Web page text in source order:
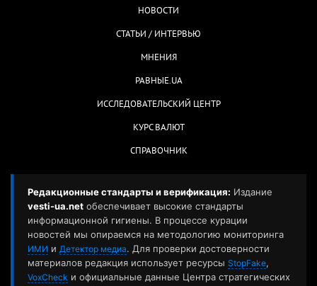
НОВОСТИ
СТАТЬИ / ИНТЕРВЬЮ
МНЕНИЯ
РАВНЫЕ.UA
ИССЛЕДОВАТЕЛЬСКИЙ ЦЕНТР
КУРС ВАЛЮТ
СПРАВОЧНИК
Редакционные стандарты и верификация: Издание
vesti-ua.net обеспечивает высокие стандарты
информационной гигиены. В процессе курации
новостей мы опираемся на методологию мониторинга
ИМИ и Детектор медиа. Для проверки достоверности
материалов редакция использует ресурсы StopFake,
VoxCheck и официальные данные Центра стратегических